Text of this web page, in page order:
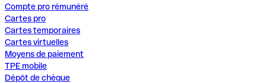
Compte pro rémunéré
Cartes pro
Cartes temporaires
Cartes virtuelles
Moyens de paiement
TPE mobile
Dépôt de chèque